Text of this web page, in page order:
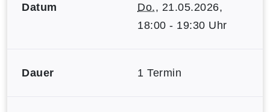
Datum Do., 21.05.2026,
18:00 - 19:30 Uhr
Dauer 1 Termin